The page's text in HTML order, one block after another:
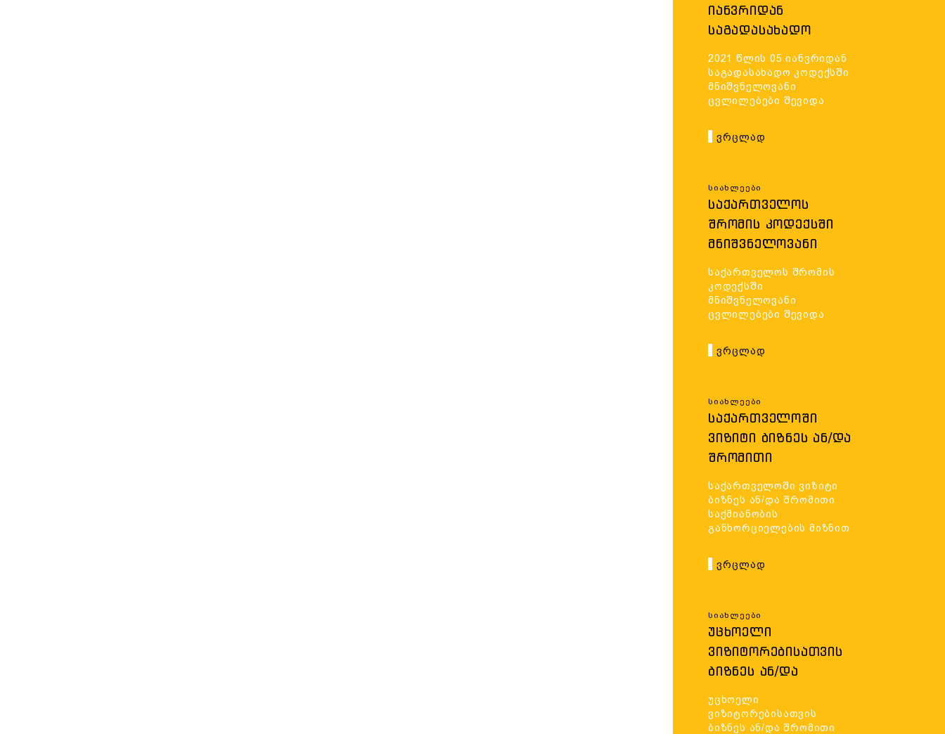
ᲘᲐᲜᲕᲠᲘᲓᲐᲜ
ᲡᲐᲒᲐᲓᲐᲡᲐᲮᲐᲓᲝ
ᲛᲜᲘᲨᲕᲜᲔᲚᲝᲕᲐᲜᲘ
ᲪᲕᲚᲘᲚᲔᲑᲔᲑᲘ
ᲨᲔᲕᲘᲓᲐ
2021 წლის 05 იანვრიდან
საგადასახადო კოდექსში
მნიშვნელოვანი
ცვლილებები შევიდა
Ვრცლად
Სიახლეები
ᲡᲐᲥᲐᲠᲗᲕᲔᲚᲝᲡ
ᲨᲠᲝᲛᲘᲡ ᲙᲝᲓᲔᲥᲡᲨᲘ
ᲛᲜᲘᲨᲕᲜᲔᲚᲝᲕᲐᲜᲘ
ᲨᲔᲕᲘᲓᲐ
საქართველოს შრომის
კოდექსში
მნიშვნელოვანი
ცვლილებები შევიდა
Ვრცლად
Სიახლეები
ᲡᲐᲥᲐᲠᲗᲕᲔᲚᲝᲨᲘ
ᲕᲘᲖᲘᲢᲘ ᲑᲘᲖᲜᲔᲡ ᲐᲜ/ᲓᲐ
ᲨᲠᲝᲛᲘᲗᲘ
ᲒᲐᲜᲮᲝᲠᲪᲘᲔᲚᲔᲑᲘᲡ
ᲛᲘᲖᲜᲘᲗ
საქართველოში ვიზიტი
ბიზნეს ან/და შრომითი
საქმიანობის
განხორციელების მიზნით
Ვრცლად
Სიახლეები
ᲣᲪᲮᲝᲔᲚᲘ
ᲕᲘᲖᲘᲢᲝᲠᲔᲑᲘᲡᲐᲗᲕᲘᲡ
ᲑᲘᲖᲜᲔᲡ ᲐᲜ/ᲓᲐ
ᲡᲐᲥᲛᲘᲐᲜᲝᲑᲘᲡ
ᲒᲐᲜᲮᲝᲠᲪᲘᲔᲚᲔᲑᲘᲡ
უცხოელი
ვიზიტორებისათვის
ბიზნეს ან/და შრომითი